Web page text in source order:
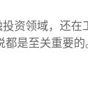
资领域，还
是至关重要的